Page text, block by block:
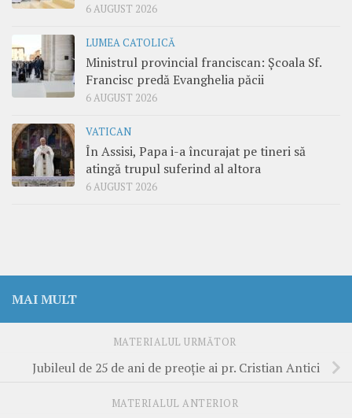
6 AUGUST 2026
LUMEA CATOLICĂ
Ministrul provincial franciscan: Școala Sf.
Francisc predă Evanghelia păcii
6 AUGUST 2026
VATICAN
În Assisi, Papa i-a încurajat pe tineri să
atingă trupul suferind al altora
6 AUGUST 2026
MAI MULT
MATERIALUL URMĂTOR
Jubileul de 25 de ani de preoție ai pr. Cristian Antici
MATERIALUL ANTERIOR